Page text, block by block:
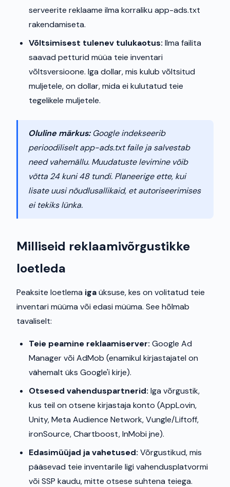
serveerite reklaame ilma korraliku app-ads.txt
rakendamiseta.
Võltsimisest tulenev tulukaotus: Ilma failita
saavad petturid müüa teie inventari
võltsversioone. Iga dollar, mis kulub võltsitud
muljetele, on dollar, mida ei kulutatud teie
tegelikele muljetele.
Oluline märkus:Google indekseerib
perioodiliselt app-ads.txt faile ja salvestab
need vahemällu. Muudatuste levimine võib
võtta 24 kuni 48 tundi. Planeerige ette, kui
lisate uusi nõudlusallikaid, et autoriseerimises
ei tekiks lünka.
Milliseid reklaamivõrgustikke
loetleda
Peaksite loetlema igaüksuse, kes on volitatud teie
inventari müüma või edasi müüma. See hõlmab
tavaliselt:
Teie peamine reklaamiserver: Google Ad
Manager või AdMob (enamikul kirjastajatel on
vähemalt üks Google'i kirje).
Otsesed vahenduspartnerid: Iga võrgustik,
kus teil on otsene kirjastaja konto (AppLovin,
Unity, Meta Audience Network, Vungle/Liftoff,
ironSource, Chartboost, InMobi jne).
Edasimüüjad ja vahetused: Võrgustikud, mis
pääsevad teie inventarile ligi vahendusplatvormi
või SSP kaudu, mitte otsese suhtena teiega.